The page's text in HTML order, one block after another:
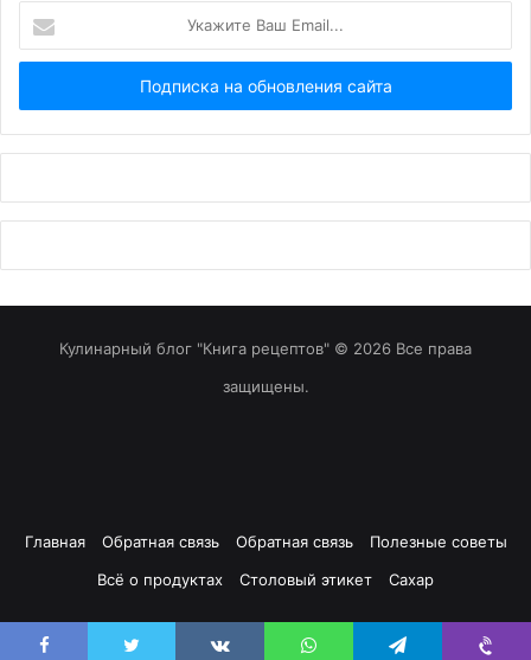
Ваш
Email...
Кулинарный блог "Книга рецептов" © 2026 Все права
защищены.
Главная Обратная связь Обратная связь
Полезные советы
Всё о продуктах
Столовый этикет Сахар